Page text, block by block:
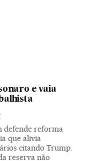
e vaia
defende reforma
que alivia
citando Trump.
reserva não